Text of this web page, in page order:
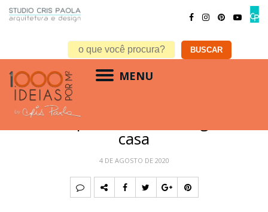
MENU
5 dicas para ter uma adega em
casa
4 DE AGOSTO DE 2020